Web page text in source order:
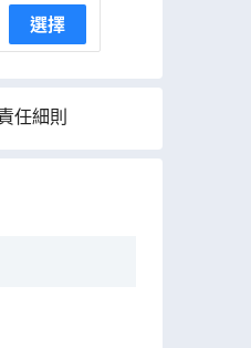
選擇
任細則